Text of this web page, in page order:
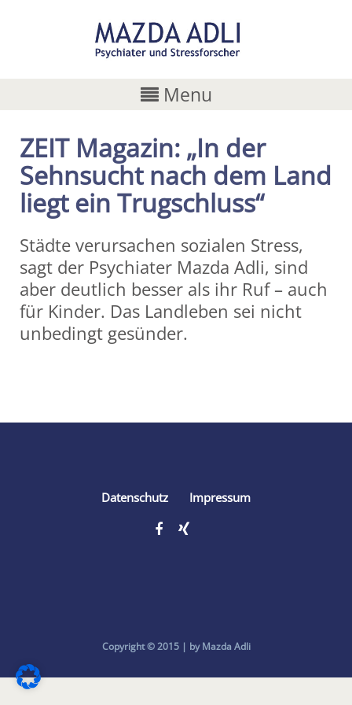
Menu
ZEIT Magazin: „In der
Sehnsucht nach dem Land
liegt ein Trugschluss“
Städte verursachen sozialen Stress,
sagt der Psychiater Mazda Adli, sind
aber deutlich besser als ihr Ruf – auch
für Kinder. Das Landleben sei nicht
unbedingt gesünder.
Datenschutz Impressum
Copyright © 2015 | by Mazda Adli